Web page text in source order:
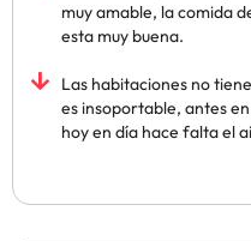
muy amable, la comida
esta muy buena.
Las habitaciones no
es insoportable, antes
hoy en día hace falta el